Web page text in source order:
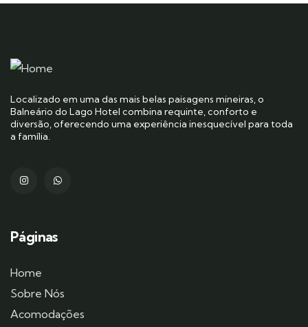
Localizado em uma das mais belas paisagens mineiras, o
Balneário do Lago Hotel combina requinte, conforto e
diversão, oferecendo uma experiência inesquecível para toda
a família.
Páginas
Home
Sobre Nós
Acomodações